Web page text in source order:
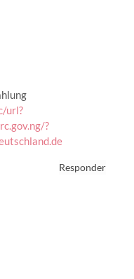
url?
?
Responder